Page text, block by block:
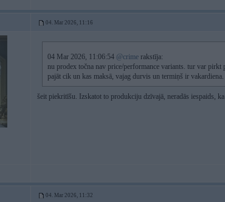
04. Mar 2026, 11:16
04 Mar 2026, 11:06:54 @crime rakstīja:
nu prodex točna nav price/performance variants. tur var
pajāt cik un kas maksā, vajag durvis un termiņš ir vakardiena.
šeit piekritīšu. Izskatot to produkciju dzīvajā, neradās iespaids,
04. Mar 2026, 11:32